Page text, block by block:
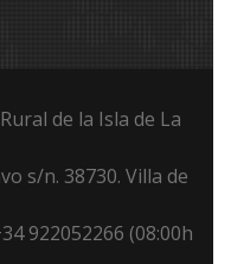
de la Isla de La
s/n. 38730. Villa de
922052266 (08:00h